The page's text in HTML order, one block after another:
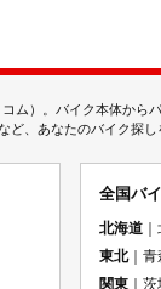
ム）。バイク本体から
、あなたのバイク探
全国バ
北海道
東北｜青
関東 ｜